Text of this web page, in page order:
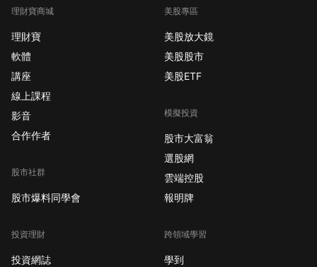
理財寶商城
理財寶
軟體
講座
線上課程
影音
合作作者
股市社群
股市爆料同學會
投資理財
投資網誌
美股專區
美股放大鏡
美股股市
美股ETF
模擬投資
股市大富翁
選股網
雲端控股
報明牌
跨領域學習
學到